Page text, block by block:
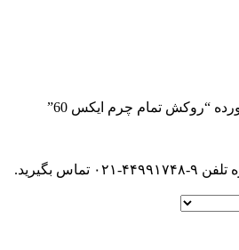
“روکش تمام چرم ایکس 60”
بگیرید.